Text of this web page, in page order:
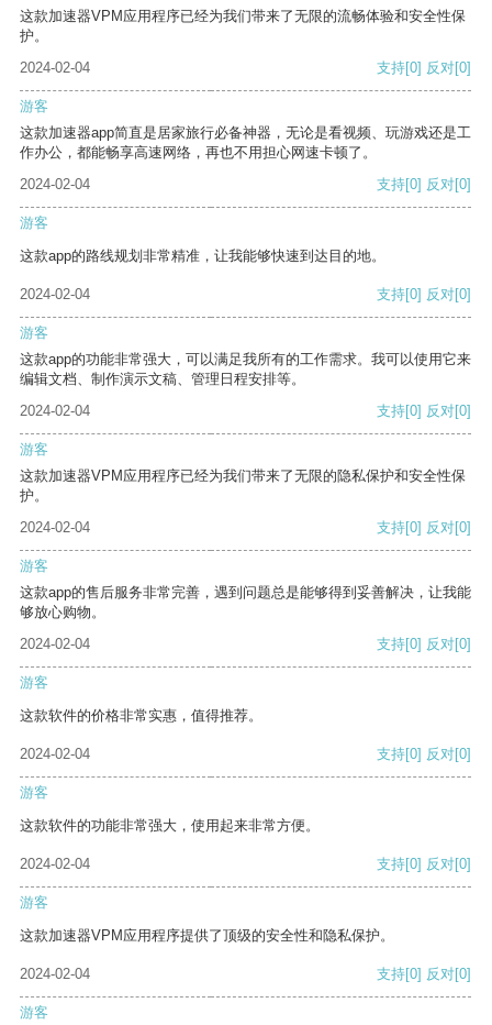
这款加速器VPM应用程序已经为我们带来了无限的流畅体验和安全性保
护。
2024-02-04
支持[0] 反对[0]
游客
这款加速器app简直是居家旅行必备神器，无论是看视频、玩游戏还是工
作办公，都能畅享高速网络，再也不用担心网速卡顿了。
2024-02-04
支持[0] 反对[0]
游客
这款app的路线规划非常精准，让我能够快速到达目的地。
2024-02-04 支持[0] 反对[0]
游客
这款app的功能非常强大，可以满足我所有的工作需求。我可以使用它来
编辑文档、制作演示文稿、管理日程安排等。
2024-02-04
支持[0] 反对[0]
游客
这款加速器VPM应用程序已经为我们带来了无限的隐私保护和安全性保
护。
2024-02-04
支持[0] 反对[0]
游客
这款app的售后服务非常完善，遇到问题总是能够得到妥善解决，让我能
够放心购物。
2024-02-04
支持[0] 反对[0]
游客
这款软件的价格非常实惠，值得推荐。
2024-02-04 支持[0] 反对[0]
游客
这款软件的功能非常强大，使用起来非常方便。
2024-02-04 支持[0] 反对[0]
游客
这款加速器VPM应用程序提供了顶级的安全性和隐私保护。
2024-02-04 支持[0] 反对[0]
游客